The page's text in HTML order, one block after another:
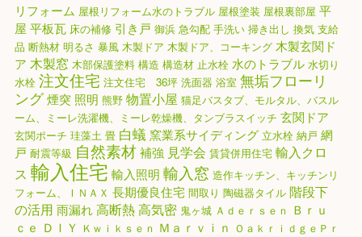
リフォーム 屋根リフォーム水のトラブル 屋根塗装 屋根裏部屋 平
屋 平板瓦 床の補修 引き戸 御浜 急勾配 手洗い 掃き出し 換気 支給
品 断熱材 明るさ 暴風 木製ドア 木製ドア、コーキング 木製玄関ド
ア 木製窓 木部保護塗料 構造 構造材 止水栓 水のトラブル 水切り
水栓 注文住宅 注文住宅 36坪 洗面器 浴室 無垢フローリ
ング煙突 照明 熊野 物置小屋 猫足バスタブ、モルタル、バスル
ーム、ミーレ洗濯機、ミーレ乾燥機、タンブラスイッチ 玄関ドア
玄関ポーチ 珪藻土 畳 白蟻 窯業系サイディング 立水栓 納戸 網
戸 耐震等級 自然素材補強 見学会 賃貸併用住宅 輸入クロ
ス 輸入住宅 輸入照明 輸入窓 造作キッチン、キッチンリ
フォーム、ＩＮＡＸ 長期優良住宅 間取り 陶磁器タイル 階段下
の活用 雨漏れ高断熱高気密 鬼ヶ城 Ａｄｅｒｓｅｎ Ｂｒｕ
ｃｅ ＤＩＹ Ｋｗｉｋｓｅｎ Ｍａｒｖｉｎ ＯａｋｒｉｄｇｅＰｒ